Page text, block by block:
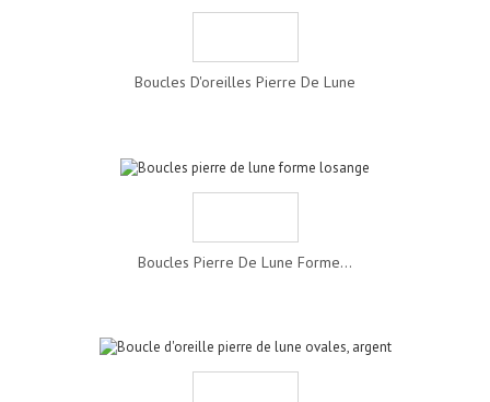
Boucles D'oreilles Pierre De Lune
Boucles Pierre De Lune Forme...